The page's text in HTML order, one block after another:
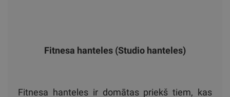
Fitnesa hanteles (Studio hanteles)
Fitnesa hanteles ir domātas priekš tiem, kas